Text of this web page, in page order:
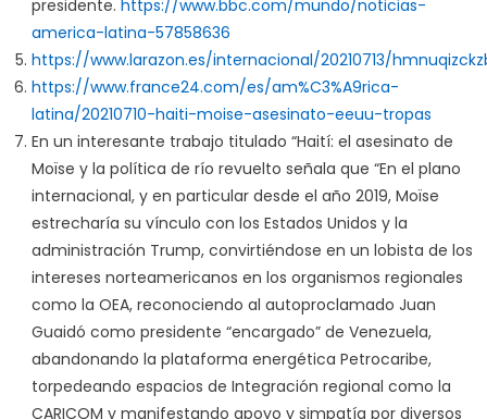
presidente. https://www.bbc.com/mundo/noticias-
america-latina-57858636
https://www.larazon.es/internacional/20210713/
https://www.france24.com/es/am%C3%A9rica-
latina/20210710-haiti-moise-asesinato-eeuu-tropas
En un interesante trabajo titulado “Haití: el asesinato de
Moïse y la política de río revuelto señala que “En el plano
internacional, y en particular desde el año 2019, Moïse
estrecharía su vínculo con los Estados Unidos y la
administración Trump, convirtiéndose en un lobista de los
intereses norteamericanos en los organismos regionales
como la OEA, reconociendo al autoproclamado Juan
Guaidó como presidente “encargado” de Venezuela,
abandonando la plataforma energética Petrocaribe,
torpedeando espacios de Integración regional como la
CARICOM y manifestando apoyo y simpatía por diversos